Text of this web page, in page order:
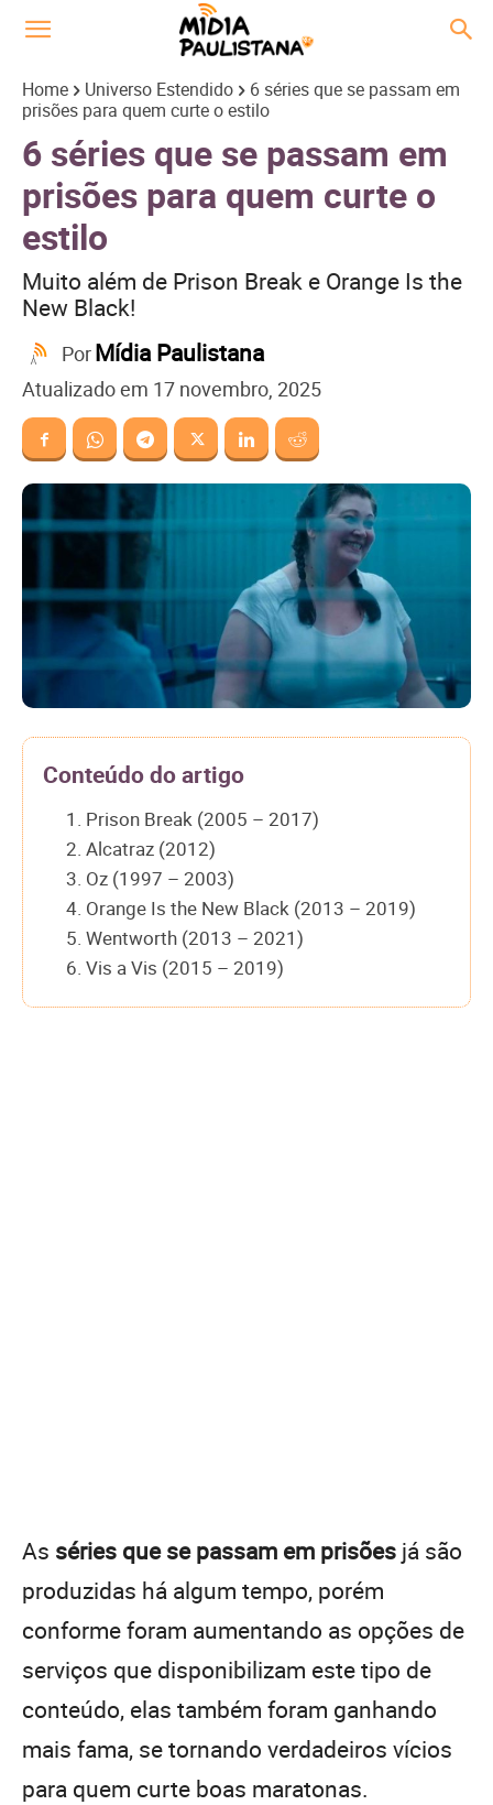
Home Universo Estendido
6 séries que se passam em
prisões para quem curte o estilo
6 séries que se passam em
prisões para quem curte o
estilo
Muito além de Prison Break e Orange Is the
New Black!
PorMídia Paulistana
Atualizado em 17 novembro, 2025
Conteúdo do artigo
1. Prison Break (2005 – 2017)
2. Alcatraz (2012)
3. Oz (1997 – 2003)
4. Orange Is the New Black (2013 – 2019)
5. Wentworth (2013 – 2021)
6. Vis a Vis (2015 – 2019)
As séries que se passam em prisões já são
produzidas há algum tempo, porém
conforme foram aumentando as opções de
serviços que disponibilizam este tipo de
conteúdo, elas também foram ganhando
mais fama, se tornando verdadeiros vícios
para quem curte boas maratonas.